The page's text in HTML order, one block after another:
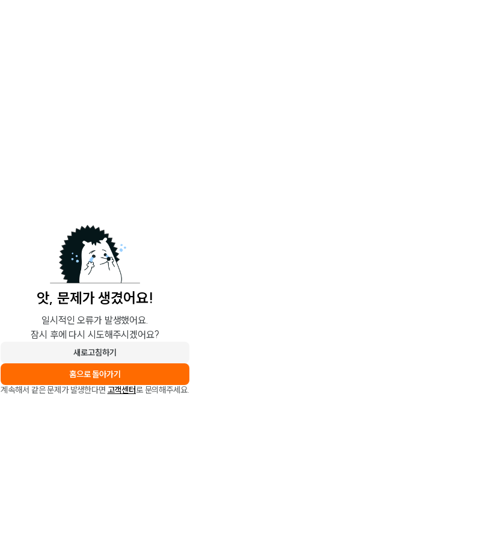
앗, 문제가 생겼어요!
일시적인 오류가 발생했어요.
잠시 후에 다시 시도해주시겠어요?
새로고침하기
홈으로 돌아가기
계속해서 같은 문제가 발생한다면 고객센터로 문의해주세요.